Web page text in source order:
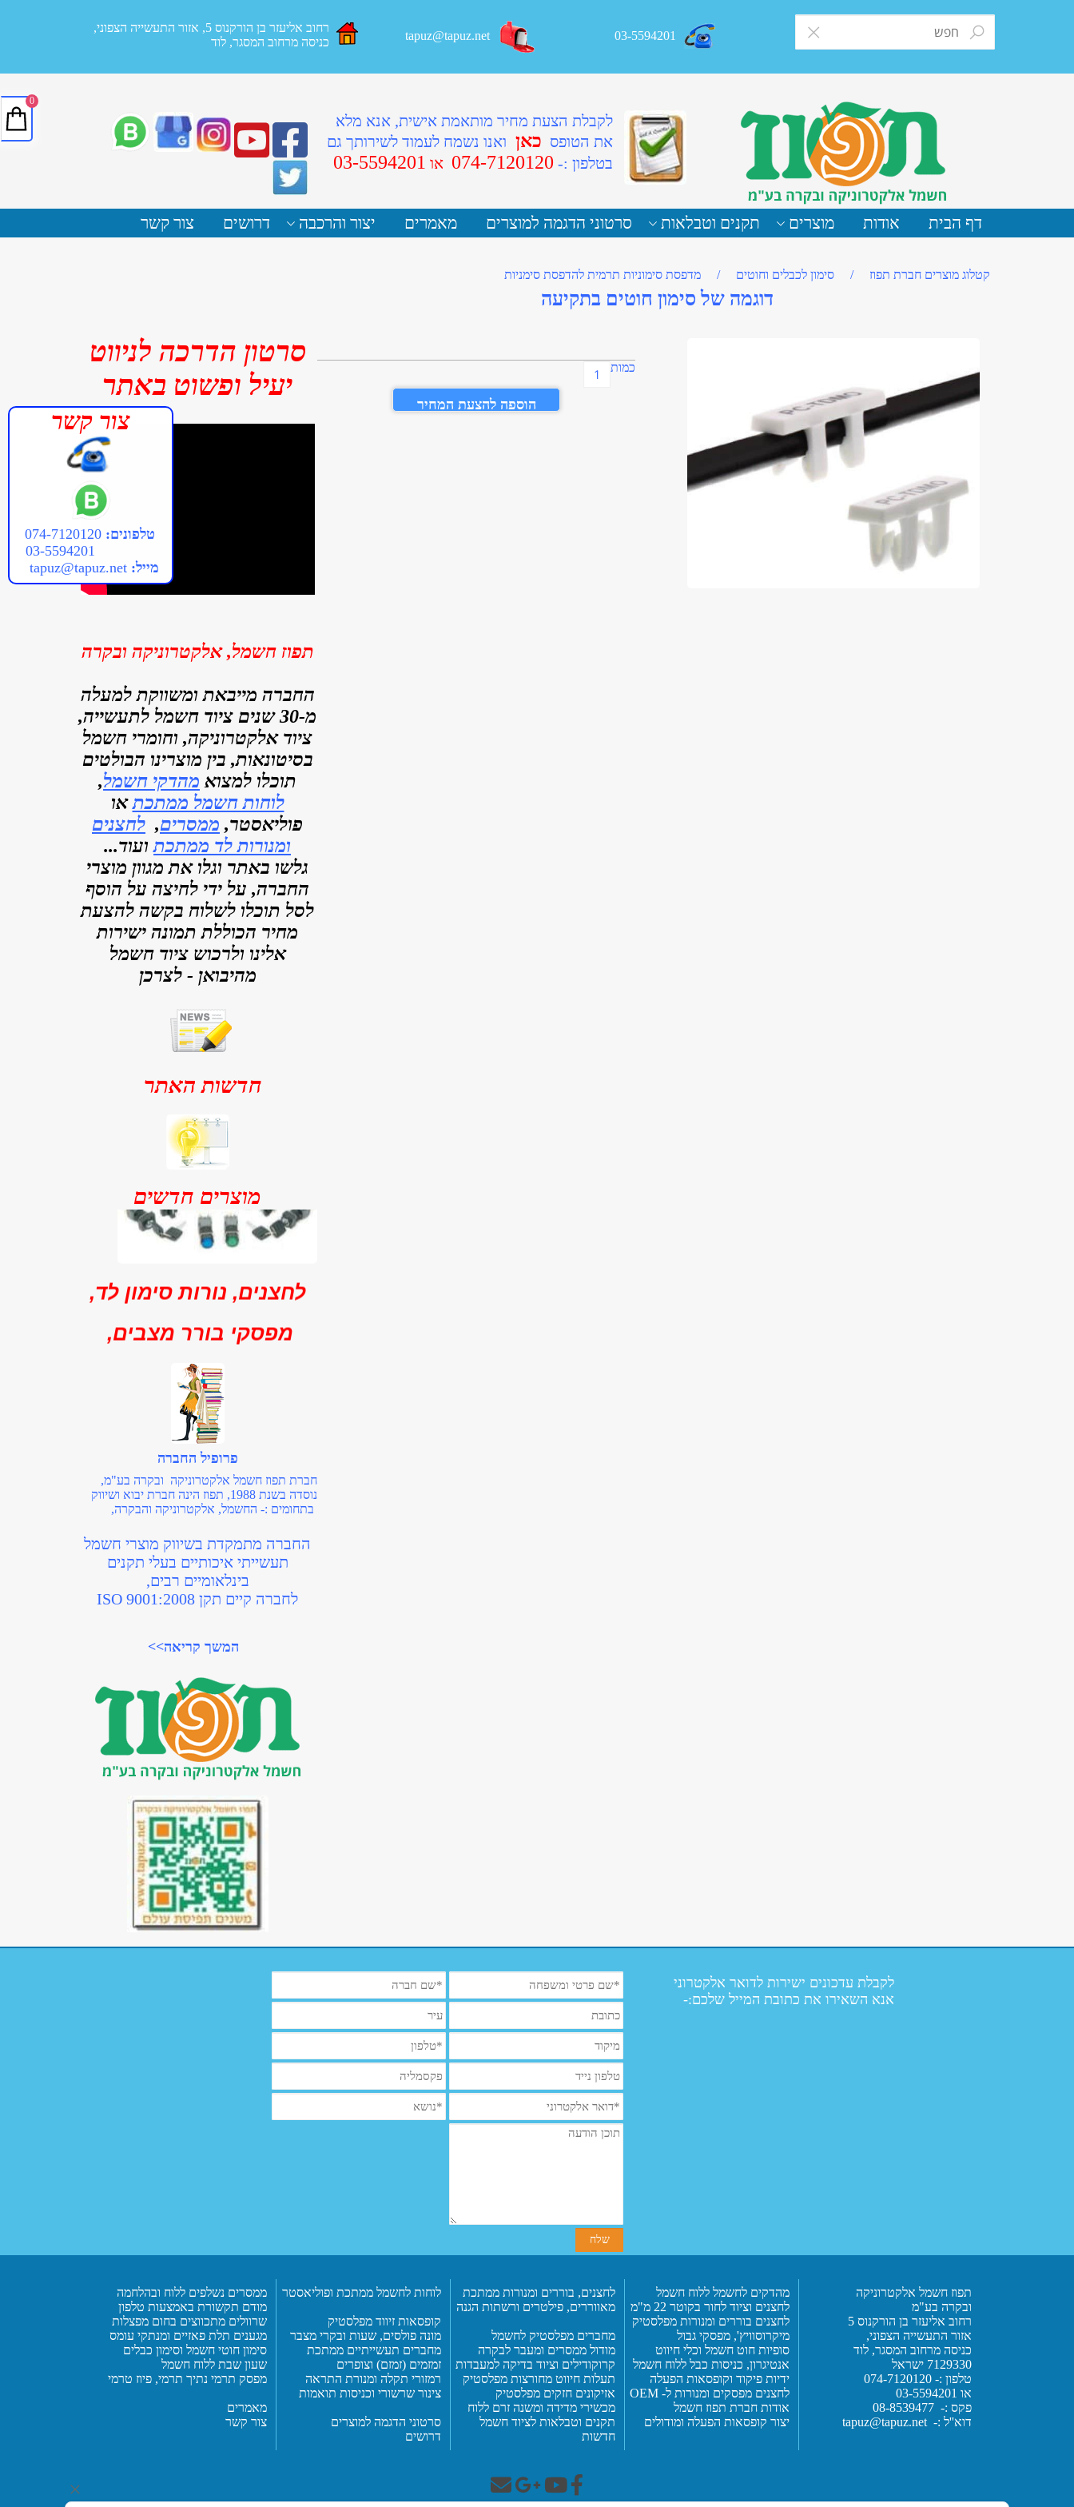
tapuz@tapuz.net
רחוב אליעזר בן הורקנוס 5, אזור התעשייה הצפוני,
כניסה מרחוב המסגר, לוד
לקבלת הצעת מחיר מותאמת אישית, אנא מלא
את הטופס כאן ואנו נשמח לעמוד לשירותך גם
בטלפון :- 074-7120120 או 03-5594201
דף הבית אודות מוצרים תקנים וטבלאות סרטוני הדגמה למוצרים מאמרים יצור והרכבה דרושים צור קשר
קטלוג מוצרים חברת תפוז / סימון לכבלים וחוטים / מדפסת סימוניות תרמית להדפסת סימניות
דוגמה של סימון חוטים בתקיעה
כמות
הוספה להצעת המחיר
0
סרטון הדרכה לניווט
יעיל ופשוט באתר
תפוז חשמל, אלקטרוניקה ובקרה
החברה מייבאת ומשווקת למעלה
מ-30 שנים ציוד חשמל לתעשייה,
ציוד אלקטרוניקה, וחומרי חשמל
בסיטונאות, בין מוצרינו הבולטים
תוכלו למצוא מהדקי חשמל,
לוחות חשמל ממתכתאו
פוליאסטר, ממסרים, לחצנים
ומנורות לד ממתכתועוד...
גלשו באתר וגלו את מגוון מוצרי
החברה, על ידי לחיצה על הוסף
לסל תוכלו לשלוח בקשה להצעת
מחיר הכוללת תמונה ישירות
אלינו ולרכוש ציוד חשמל
מהיבואן - לצרכן
חדשות האתר
מוצרים חדשים
מגוון רחב של לחצנים רגעיים
ואלטרנטביים, מנורות סימון לד,
מפסקי בוררי מצבים, לחצן חירום
פטריה וזמזמים מפלסטיק
בקטרים של 8, 10, 12, 16 מ"מ
לצפיה במוצרים>>
פרופיל החברה
חברת תפוז חשמל אלקטרוניקה ובקרה בע"מ,
נוסדה בשנת 1988, תפוז הינה חברת יבוא ושיווק
בתחומים :- החשמל, אלקטרוניקה והבקרה,
החברה מתמקדת בשיווק מוצרי חשמל
תעשייתי איכותיים בעלי תקנים
בינלאומיים רבים,
לחברה קיים תקן ISO 9001:2008
המשך קריאה>>
לקבלת עדכונים ישירות לדואר אלקטרוני
אנא השאירו את כתובת המייל שלכם:-
צור קשר
טלפונים: 074-7120120
03-5594201
מייל: tapuz@tapuz.net
תפוז חשמל אלקטרוניקה
ובקרה בע"מ
רחוב אליעזר בן הורקנוס 5
אזור התעשייה הצפוני,
כניסה מרחוב המסגר, לוד
7129330 ישראל
טלפון :- 074-7120120
או 03-5594201
פקס :- 08-8539477
דוא''ל :- tapuz@tapuz.net
מהדקים לחשמל ללוח חשמל
לחצנים וציוד לחור בקוטר 22
מ"מ
לחצנים בוררים ומנורות מפלסטיק
מיקרוסוויץ', מפסקי גבול
סופיות חוט חשמל וכלי חיווט
אנטיגרון, כניסות כבל ללוח חשמל
ידיות פיקוד וקופסאות הפעלה
לחצנים מפסקים ומנורות ל- OEM
אודות חברת תפוז חשמל
יצור קופסאות הפעלה ומודולים
לחצנים, בוררים ומנורות ממתכת
מאווררים, פילטרים ורשתות הגנה
מחברים מפלסטיק לחשמל
מודול ממסרים ומעבר לבקרה
קרוקודילים וציוד בדיקה למעבדות
תעלות חיווט מחורצות מפלסטיק
אזיקונים חזקים מפלסטיק
מכשירי מדידה ומשנה זרם ללוח
תקנים וטבלאות לציוד חשמל
חדשות
לוחות לחשמל ממתכת ופוליאסטר
קופסאות זיווד מפלסטיק
מונה פולסים, שעות ובקרי מצבר
מחברים תעשייתיים ממתכת
זמזמים (זמזם) וצופרים
רמזורי תקלה ומנורת התראה
צינור שרשורי וכניסות תואמות
סרטוני הדגמה למוצרים
דרושים
ממסרים נשלפים ללוח ובהלחמה
מודם תקשורת באמצעות טלפון
שרוולים מתכווצים בחום מפצלות
מגענים תלת פאזיים ומנתקי עומס
סימון חוטי חשמל וסימון כבלים
שעון שבת ללוח חשמל
מפסק תרמי נתיך תרמי, פיוז טרמי
מאמרים
צור קשר